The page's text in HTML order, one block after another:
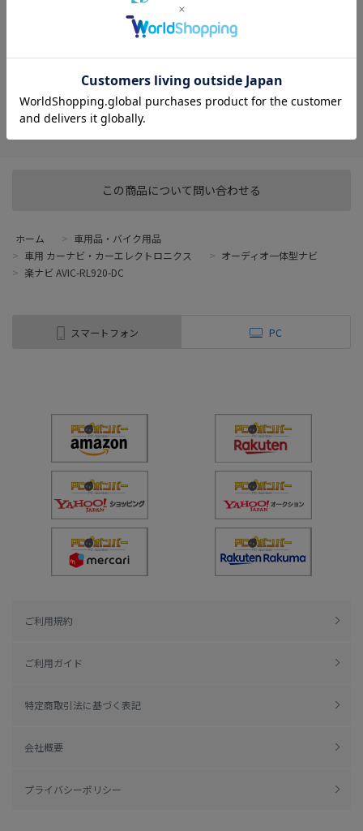
この商品について問い合わせる
（※選択必須）
※商品の箱をエアクッションで保護し損傷を防ぎます。
在庫がありません
ホーム > 車用品・バイク用品
> 車用 カーナビ・カーエレクトロニクス > オーディオ一体型ナビ
> 楽ナビ AVIC-RL920-DC
スマートフォン PC
ご利用規約
ご利用ガイド
特定商取引法に基づく表記
会社概要
プライバシーポリシー